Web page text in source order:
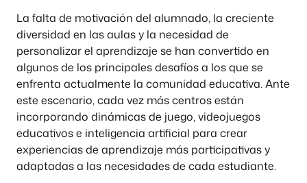
La falta de motivación del alumnado, la creciente
diversidad en las aulas y la necesidad de
personalizar el aprendizaje se han convertido en
algunos de los principales desafíos a los que se
enfrenta actualmente la comunidad educativa. Ante
este escenario, cada vez más centros están
incorporando dinámicas de juego, videojuegos
educativos e inteligencia artificial para crear
experiencias de aprendizaje más participativas y
adaptadas a las necesidades de cada estudiante.